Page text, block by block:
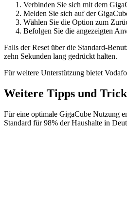
Verbinden Sie sich mit dem
Melden Sie sich auf der
Wählen Sie die Option zum
Befolgen Sie die angezeigten
Falls der Reset über die Standard-
zehn Sekunden lang gedrückt halten.
Für weitere Unterstützung bietet
Weitere Tipps und
Für eine optimale GigaCube Nutzung
Standard für 98% der Haushalte in